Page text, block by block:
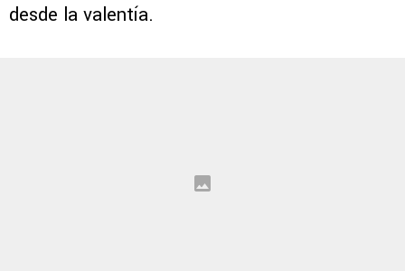
desde la valentía.